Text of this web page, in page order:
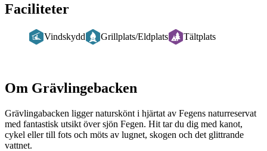
Faciliteter
Vindskydd Grillplats/Eldplats Tältplats
Om Grävlingebacken
Grävlingabacken ligger naturskönt i hjärtat av Fegens naturreservat
med fantastisk utsikt över sjön Fegen. Hit tar du dig med kanot,
cykel eller till fots och möts av lugnet, skogen och det glittrande
vattnet.